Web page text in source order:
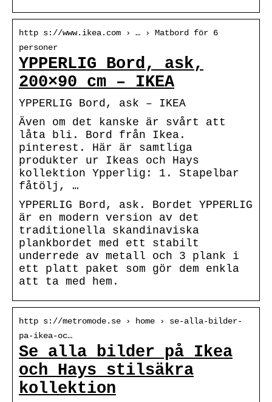
http s://www.ikea.com › … › Matbord för 6
personer
YPPERLIG Bord, ask,
200×90 cm – IKEA
YPPERLIG Bord, ask – IKEA
Även om det kanske är svårt att
låta bli. Bord från Ikea.
pinterest. Här är samtliga
produkter ur Ikeas och Hays
kollektion Ypperlig: 1. Stapelbar
fåtölj, …
YPPERLIG Bord, ask. Bordet YPPERLIG
är en modern version av det
traditionella skandinaviska
plankbordet med ett stabilt
underrede av metall och 3 plank i
ett platt paket som gör dem enkla
att ta med hem.
http s://metromode.se › home › se-alla-bilder-
pa-ikea-oc…
Se alla bilder på Ikea
och Hays stilsäkra
kollektion